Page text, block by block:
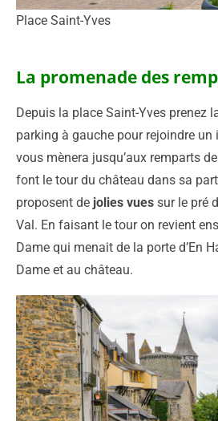
Place Saint-Yves
La promenade des
Depuis la place Saint-Yves prenez
parking à gauche pour rejoindre un
vous mènera jusqu’aux remparts
font le tour du château dans sa
proposent de jolies vues sur le pré
Val. En faisant le tour on revient
Dame qui menait de la porte d’En
Dame et au château.